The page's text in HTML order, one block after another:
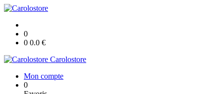
0
0 0.0 €
Carolostore
Mon compte
0